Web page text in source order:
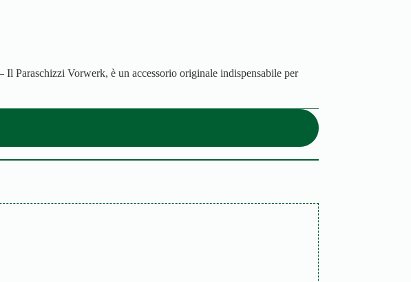
Il Paraschizzi Vorwerk, è un accessorio originale indispensabile per